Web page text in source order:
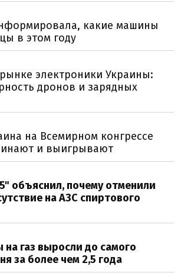
какие машины
в этом году
электроники Украины:
дронов и зарядных
на Всемирном конгрессе
и выигрывают
объяснил, почему отменили
на АЗС спиртового
на газ выросли до самого
за более чем 2,5 года